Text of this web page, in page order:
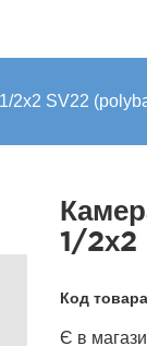
2х2 SV22
1/
Код
Є в